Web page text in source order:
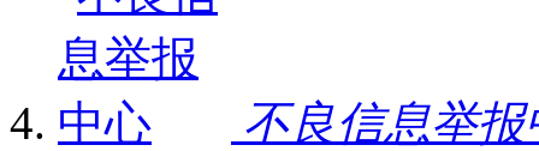
不良信息举报